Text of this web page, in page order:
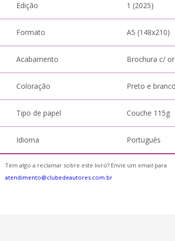
Edição 1 (2025)
Formato A5 (148x210)
Acabamento Brochura c/
Coloração Preto e branco
Tipo de papel Couche 115g
Idioma Português
Tem algo a reclamar sobre este livro? Envie um email para
atendimento@clubedeautores.com.br